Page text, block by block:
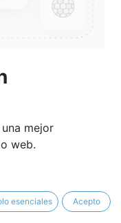
mejor
web.
esenciales Acepto